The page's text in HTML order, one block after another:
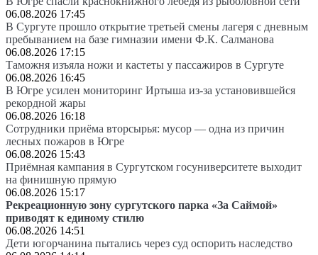
06.08.2026 17:45
В Сургуте прошло открытие третьей смены лагеря с дневным
пребыванием на базе гимназии имени Ф.К. Салманова
06.08.2026 17:15
Таможня изъяла ножи и кастеты у пассажиров в Сургуте
06.08.2026 16:45
В Югре усилен мониторинг Иртыша из-за установившейся
рекордной жары
06.08.2026 16:18
Сотрудники приёма вторсырья: мусор — одна из причин
лесных пожаров в Югре
06.08.2026 15:43
Приёмная кампания в Сургутском госуниверситете выходит
на финишную прямую
06.08.2026 15:17
Рекреационную зону сургутского парка «За Саймой»
приводят к единому стилю
06.08.2026 14:51
Дети югорчанина пытались через суд оспорить наследство